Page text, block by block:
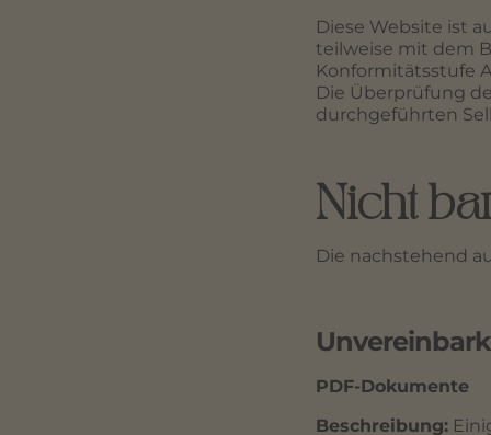
Diese Website ist
teilweise mit dem
Konformitätsstufe
Die Überprüfung
durchgeführten
Nicht
Die nachstehend
PDF-Dokumente
Beschreibung: